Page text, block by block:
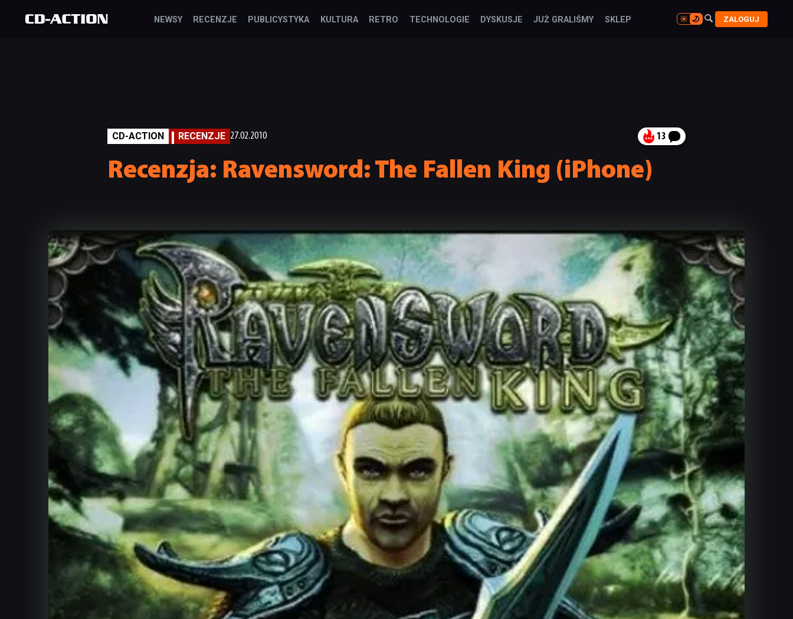
NEWSY RECENZJE PUBLICYSTYKA KULTURA RETRO TECHNOLOGIE DYSKUSJE JUŻ GRALIŚMY SKLEP 
 ZALOGUJ
CD-ACTION RECENZJE 27.02.2010 13
Recenzja: Ravensword: The Fallen King (iPhone)